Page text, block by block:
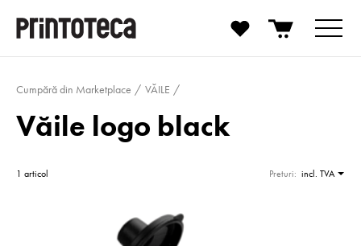
Cumpără din Marketplace VĂILE
Văile logo black
1 articol Preturi: incl. TVA